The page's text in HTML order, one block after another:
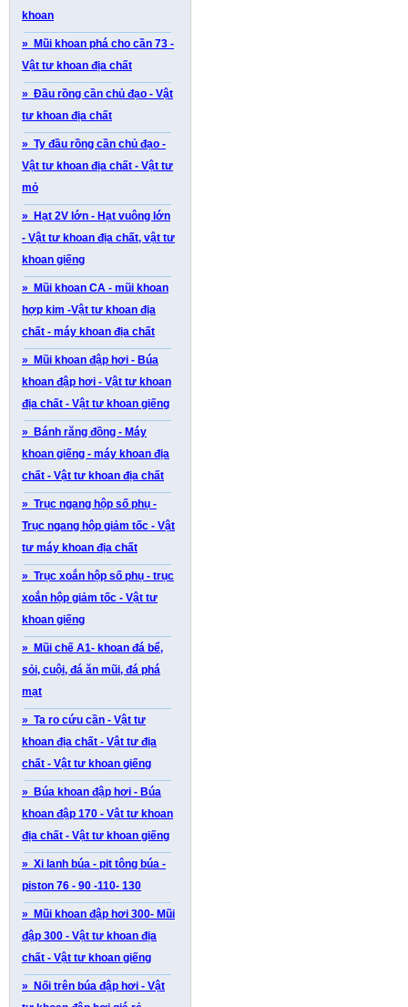
khoan
» Mũi khoan phá cho cần 73 -
Vật tư khoan địa chất
» Đầu rồng cần chủ đạo - Vật
tư khoan địa chất
» Ty đầu rồng cần chủ đạo -
Vật tư khoan địa chất - Vật tư
mỏ
» Hạt 2V lớn - Hạt vuông lớn
- Vật tư khoan địa chất, vật tư
khoan giếng
» Mũi khoan CA - mũi khoan
hợp kim -Vật tư khoan địa
chất - máy khoan địa chất
» Mũi khoan đập hơi - Búa
khoan đập hơi - Vật tư khoan
địa chất - Vật tư khoan giếng
» Bánh răng đồng - Máy
khoan giếng - máy khoan địa
chất - Vật tư khoan địa chất
» Trục ngang hộp số phụ -
Trục ngang hộp giảm tốc - Vật
tư máy khoan địa chất
» Trục xoắn hộp số phụ - trục
xoắn hộp giảm tốc - Vật tư
khoan giếng
» Mũi chế A1- khoan đá bể,
sỏi, cuội, đá ăn mũi, đá phá
mạt
» Ta ro cứu cần - Vật tư
khoan địa chất - Vật tư địa
chất - Vật tư khoan giếng
» Búa khoan đập hơi - Búa
khoan đập 170 - Vật tư khoan
địa chất - Vật tư khoan giếng
» Xi lanh búa - pit tông búa -
piston 76 - 90 -110- 130
» Mũi khoan đập hơi 300- Mũi
đập 300 - Vật tư khoan địa
chất - Vật tư khoan giếng
» Nối trên búa đập hơi - Vật